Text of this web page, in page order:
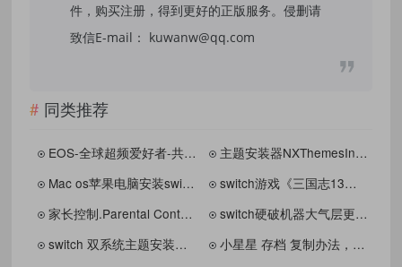
件，购买注册，得到更好的正版服务。侵删请
致信E-mail： kuwanw@qq.com
同类推荐
EOS-全球超频爱好者-共享参数
主题安装器NXThemesInstaller.系统适配补丁（支持v18.0.0)
Mac os苹果电脑安装switch游戏使用软件
switch游戏《三国志13：威力加强PK版》中文版nsz下载【含1.2.1补丁+1DLC】
家长控制.Parental Controls（离线设定每日游戏时长）
switch硬破机器大气层更换开机界面以及引导界面背景教程
switch 双系统主题安装错误解决办法
小星星 存档 复制办法，大多数存档都差不多的流程 V1.0